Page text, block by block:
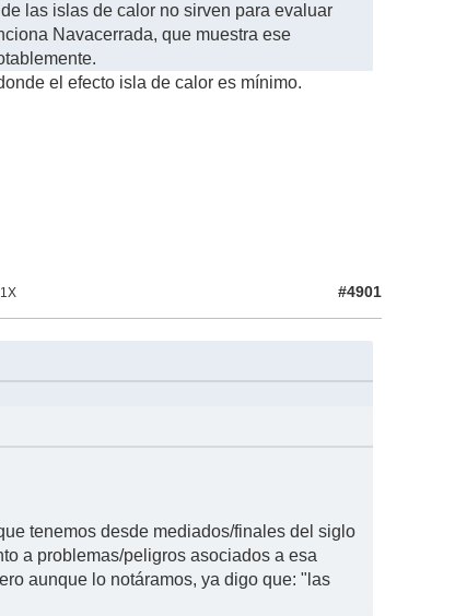
las islas de calor no sirven para evaluar
Navacerrada, que muestra ese
el efecto isla de calor es mínimo.
#4901
tenemos desde mediados/finales del siglo
a problemas/peligros asociados a esa
aunque lo notáramos, ya digo que: "las